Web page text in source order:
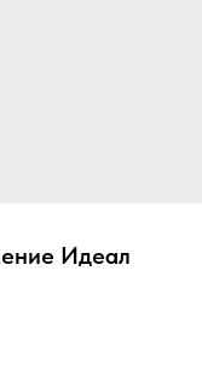
Идеал